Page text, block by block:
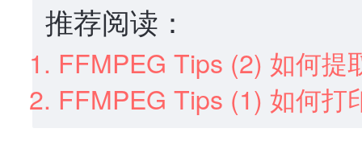
推荐阅读：
FFMPEG Tips (2) 如何提
FFMPEG Tips (1) 如何打